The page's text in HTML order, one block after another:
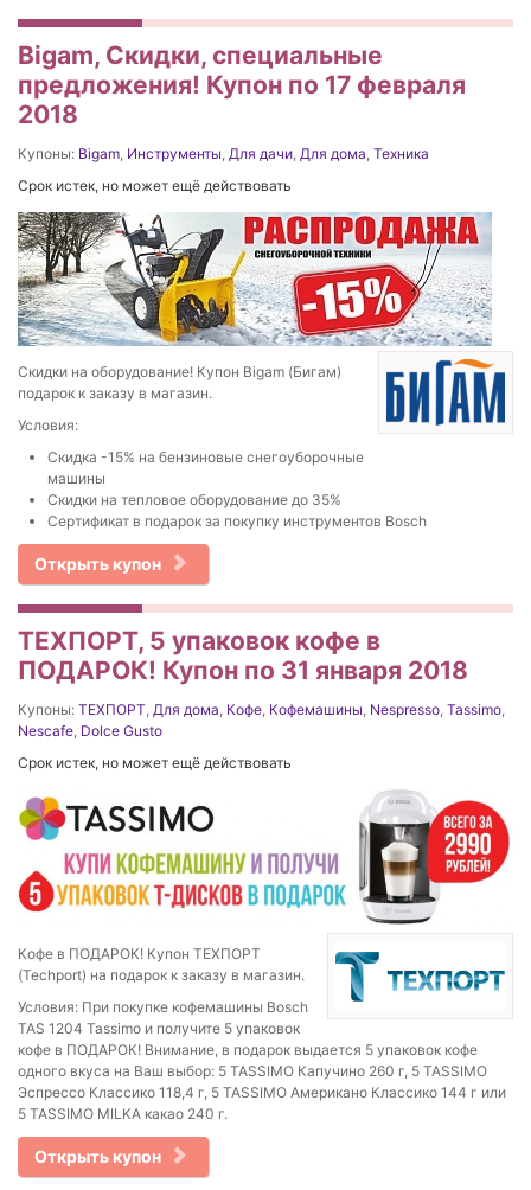
Bigam, Скидки, специальные
предложения! Купон по 17 февраля
2018
Купоны: Bigam, Инструменты, Для дачи, Для дома, Техника
Срок истек, но может ещё действовать
Скидки на оборудование! Купон Bigam (Бигам)
подарок к заказу в магазин.
Условия:
Скидка -15% на бензиновые снегоуборочные
машины
Скидки на тепловое оборудование до 35%
Сертификат в подарок за покупку инструментов Bosch
Открыть купон
ТЕХПОРТ, 5 упаковок кофе в
ПОДАРОК! Купон по 31 января 2018
Купоны: ТЕХПОРТ, Для дома, Кофе, Кофемашины, Nespresso, Tassimo,
Nescafe, Dolce Gusto
Срок истек, но может ещё действовать
Кофе в ПОДАРОК! Купон ТЕХПОРТ
(Techport) на подарок к заказу в магазин.
Условия: При покупке кофемашины Bosch
TAS 1204 Tassimo и получите 5 упаковок
кофе в ПОДАРОК! Внимание, в подарок выдается 5 упаковок кофе
одного вкуса на Ваш выбор: 5 TASSIMO Капучино 260 г, 5 TASSIMO
Эспрессо Классико 118,4 г, 5 TASSIMO Американо Классико 144 г или
5 TASSIMO MILKA какао 240 г.
Открыть купон